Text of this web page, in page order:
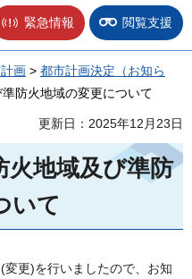
緊急情報 閲覧支援
画 > 都市計画決定（お知ら
防火地域の変更について
更新日：2025年12月23日
火地域及び準防
いて
更)を行いましたので、お知